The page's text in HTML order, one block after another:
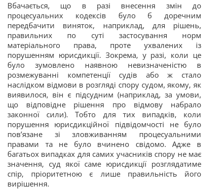
Вбачається, що в разі внесення змін до
процесуальних кодексів було б доречним
передбачити виняток, наприклад, для рішень,
правильних по суті застосування норм
матеріального права, проте ухвалених із
порушенням юрисдикції. Зокрема, у разі, коли це
було зумовлено наявною невизначеністю в
розмежуванні компетенції судів або ж стало
наслідком відмови в розгляді спору судом, якому, як
виявилося, він є підсудним (наприклад, за умови,
що відповідне рішення про відмову набрало
законної сили). Тобто для тих випадків, коли
порушення юрисдикційної підвідомчості не було
пов’язане зі зловживанням процесуальними
правами та не було вчинено свідомо. Адже в
багатьох випадках для самих учасників спору не має
значення, суд якої саме юрисдикції розглядатиме
спір, пріоритетною є лише правильність його
вирішення.